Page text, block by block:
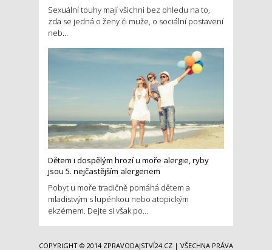
Sexuální touhy mají všichni bez ohledu na to,
zda se jedná o ženy či muže, o sociální postavení
neb...
Dětem i dospělým hrozí u moře alergie, ryby
jsou 5. nejčastějším alergenem
Pobyt u moře tradičně pomáhá dětem a
mladistvým s lupénkou nebo atopickým
ekzémem. Dejte si však po...
COPYRIGHT © 2014 ZPRAVODAJSTVÍ24.CZ | VŠECHNA PRÁVA